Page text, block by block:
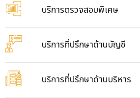
แสดงความยินดีกับ CPA ใหม่ของ บริษั